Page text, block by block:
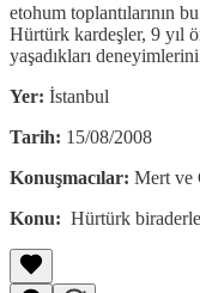
etohum toplantılarının
Hürtürk kardeşler, 9 yıl
yaşadıkları
Yer: İstanbul
Tarih: 15/08/2008
Konuşmacılar: Mert ve
Konu: Hürtürk